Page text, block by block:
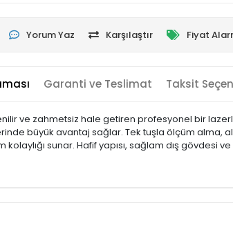
Yorum Yaz Karşılaştır Fiyat
Garanti ve Teslimat Taksit
ve zahmetsiz hale getiren profesyonel bir
büyük avantaj sağlar. Tek tuşla ölçüm alma,
kolaylığı sunar. Hafif yapısı, sağlam dış